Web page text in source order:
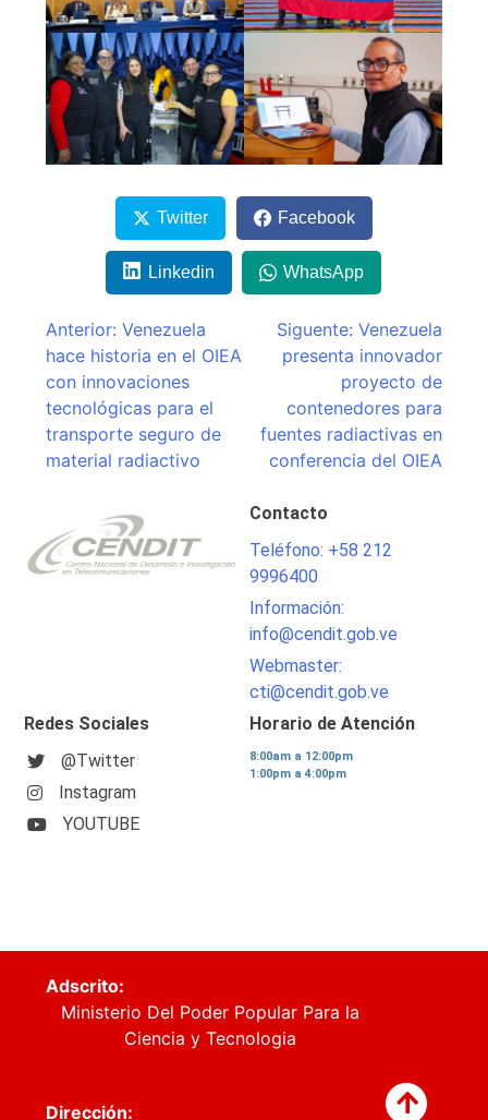
Twitter Facebook
Linkedin WhatsApp
Navegación
de
entradas
Anterior: Venezuela
hace historia en el OIEA
con innovaciones
tecnológicas para el
transporte seguro de
material radiactivo
Siguente: Venezuela
presenta innovador
proyecto de
contenedores para
fuentes radiactivas en
conferencia del OIEA
Contacto
Teléfono: +58 212
9996400
Información:
info@cendit.gob.ve
Webmaster:
cti@cendit.gob.ve
Redes Sociales
@Twitter
Instagram
YOUTUBE
Horario de Atención
8:00am a 12:00pm
1:00pm a 4:00pm
Adscrito:
Ministerio Del Poder Popular Para la
Ciencia y Tecnologia
Dirección: